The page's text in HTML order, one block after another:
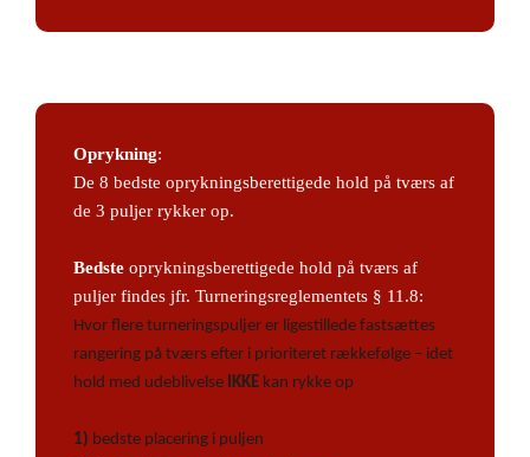
Oprykning:
De 8 bedste oprykningsberettigede hold på tværs af
de 3 puljer rykker op.
Bedste oprykningsberettigede hold på tværs af
puljer findes jfr. Turneringsreglementets § 11.8:
Hvor flere turneringspuljer er ligestillede fastsættes
rangering på tværs efter i prioriteret rækkefølge – idet
hold med udeblivelse IKKE kan rykke op
1) bedste placering i puljen